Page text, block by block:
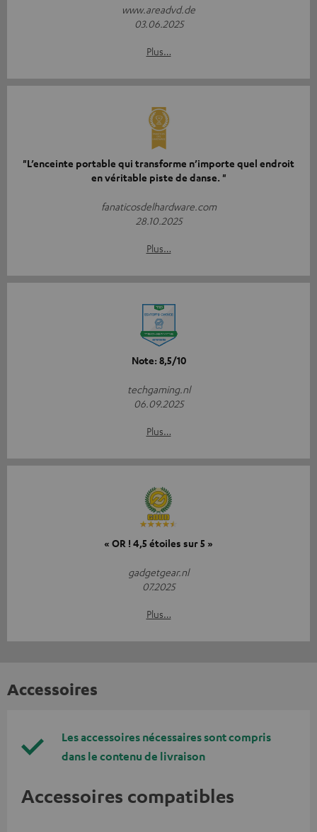
www.areadvd.de
03.06.2025
Plus…
"L’enceinte portable qui transforme n’importe quel endroit
en véritable piste de danse. "
fanaticosdelhardware.com
28.10.2025
Plus…
Note: 8,5/10
techgaming.nl
06.09.2025
Plus…
« OR ! 4,5 étoiles sur 5 »
gadgetgear.nl
07.2025
Plus…
Accessoires
Les accessoires nécessaires sont compris
dans le contenu de livraison
Accessoires compatibles